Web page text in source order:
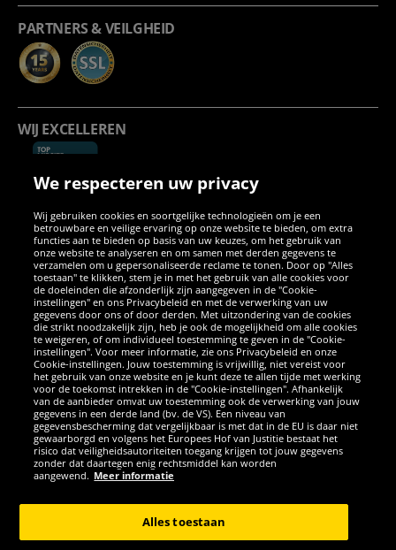
PARTNERS & VEILGHEID
WIJ EXCELLEREN
SOCIALE MEDIA
FacebookInstagram
WhatsApp
TikTokTwitterYouTube
APPS
GER - Alle rechten voorbehouden
*Alle prijzen incl. wettelijke btw excl. verzendingskosten en eventueel
We respecteren uw privacy
Wij gebruiken cookies en soortgelijke technologieën om je een
betrouwbare en veilige ervaring op onze website te bieden, om extra
functies aan te bieden op basis van uw keuzes, om het gebruik van
onze website te analyseren en om samen met derden gegevens te
verzamelen om u gepersonaliseerde reclame te tonen. Door op "Alles
toestaan" te klikken, stem je in met het gebruik van alle cookies voor
de doeleinden die afzonderlijk zijn aangegeven in de "Cookie-
instellingen" en ons Privacybeleid en met de verwerking van uw
gegevens door ons of door derden. Met uitzondering van de cookies
die strikt noodzakelijk zijn, heb je ook de mogelijkheid om alle cookies
te weigeren, of om individueel toestemming te geven in de "Cookie-
instellingen". Voor meer informatie, zie ons Privacybeleid en onze
Cookie-instellingen. Jouw toestemming is vrijwillig, niet vereist voor
het gebruik van onze website en je kunt deze te allen tijde met werking
voor de toekomst intrekken in de "Cookie-instellingen". Afhankelijk
van de aanbieder omvat uw toestemming ook de verwerking van jouw
gegevens in een derde land (bv. de VS). Een niveau van
gegevensbescherming dat vergelijkbaar is met dat in de EU is daar niet
gewaarborgd en volgens het Europees Hof van Justitie bestaat het
risico dat veiligheidsautoriteiten toegang krijgen tot jouw gegevens
zonder dat daartegen enig rechtsmiddel kan worden
aangewend. Meer informatie
Alles toestaan